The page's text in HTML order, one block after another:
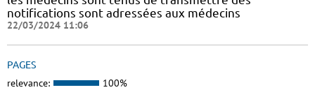
notifications sont adressées aux médecins
22/03/2024 11:06
PAGES
relevance: 100%